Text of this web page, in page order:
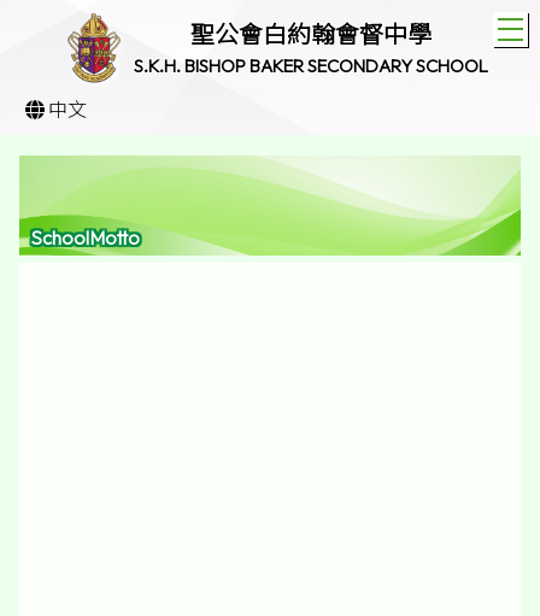
聖公會白約翰會督中學
S.K.H. BISHOP BAKER SECONDARY SCHOOL
中文
SchoolMotto